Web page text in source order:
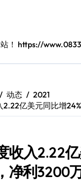
！ https://
动态
2021
2.22亿美元同比增
收入2.22
净利3200